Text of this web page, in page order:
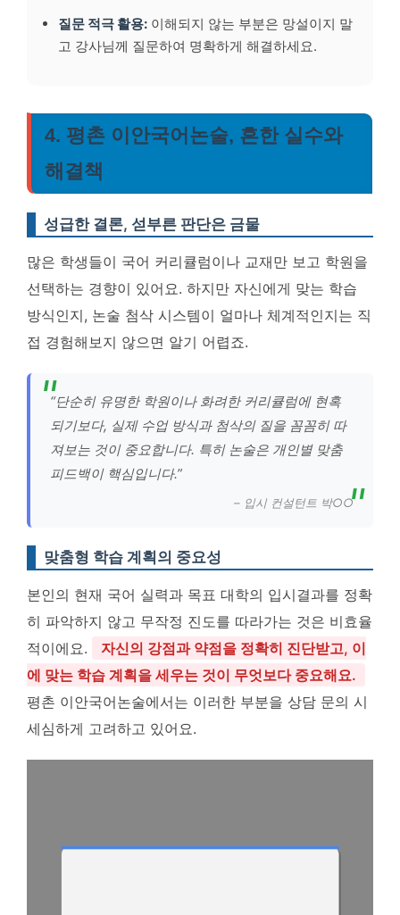
질문 적극 활용: 이해되지 않는 부분은 망설이지 말
고 강사님께 질문하여 명확하게 해결하세요.
4. 평촌 이안국어논술, 흔한 실수와
해결책
성급한 결론, 섣부른 판단은 금물
많은 학생들이 국어 커리큘럼이나 교재만 보고 학원을
선택하는 경향이 있어요. 하지만 자신에게 맞는 학습
방식인지, 논술 첨삭 시스템이 얼마나 체계적인지는 직
접 경험해보지 않으면 알기 어렵죠.
“단순히 유명한 학원이나 화려한 커리큘럼에 현혹
되기보다, 실제 수업 방식과 첨삭의 질을 꼼꼼히 따
져보는 것이 중요합니다. 특히 논술은 개인별 맞춤
피드백이 핵심입니다.”
– 입시 컨설턴트 박○○
맞춤형 학습 계획의 중요성
본인의 현재 국어 실력과 목표 대학의 입시결과를 정확
히 파악하지 않고 무작정 진도를 따라가는 것은 비효율
적이에요.
자신의 강점과 약점을 정확히 진단받고, 이
에 맞는 학습 계획을 세우는 것이 무엇보다 중요해요.
평촌 이안국어논술에서는 이러한 부분을 상담 문의 시
세심하게 고려하고 있어요.